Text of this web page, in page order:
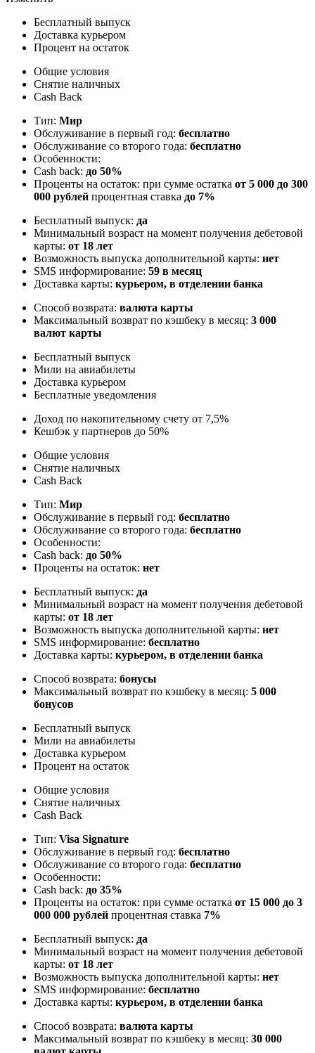
Бесплатный выпуск
Доставка курьером
Процент на остаток
Общие условия
Снятие наличных
Cash Back
Тип: Мир
Обслуживание в первый год: бесплатно
Обслуживание со второго года: бесплатно
Особенности:
Cash back: до 50%
Проценты на остаток: при сумме остатка от 5 000 до 300
000 рублей процентная ставка до 7%
Бесплатный выпуск: да
Минимальный возраст на момент получения дебетовой
карты: от 18 лет
Возможность выпуска дополнительной карты: нет
SMS информирование: 59 в месяц
Доставка карты: курьером, в отделении банка
Способ возврата: валюта карты
Максимальный возврат по кэшбеку в месяц: 3 000
валют карты
Бесплатный выпуск
Мили на авиабилеты
Доставка курьером
Бесплатные уведомления
Доход по накопительному счету от 7,5%
Кешбэк у партнеров до 50%
Общие условия
Снятие наличных
Cash Back
Тип: Мир
Обслуживание в первый год: бесплатно
Обслуживание со второго года: бесплатно
Особенности:
Cash back: до 50%
Проценты на остаток: нет
Бесплатный выпуск: да
Минимальный возраст на момент получения дебетовой
карты: от 18 лет
Возможность выпуска дополнительной карты: нет
SMS информирование: бесплатно
Доставка карты: курьером, в отделении банка
Способ возврата: бонусы
Максимальный возврат по кэшбеку в месяц: 5 000
бонусов
Бесплатный выпуск
Мили на авиабилеты
Доставка курьером
Процент на остаток
Общие условия
Снятие наличных
Cash Back
Тип: Visa Signature
Обслуживание в первый год: бесплатно
Обслуживание со второго года: бесплатно
Особенности:
Cash back: до 35%
Проценты на остаток: при сумме остатка от 15 000 до 3
000 000 рублей процентная ставка 7%
Бесплатный выпуск: да
Минимальный возраст на момент получения дебетовой
карты: от 18 лет
Возможность выпуска дополнительной карты: нет
SMS информирование: бесплатно
Доставка карты: курьером, в отделении банка
Способ возврата: валюта карты
Максимальный возврат по кэшбеку в месяц: 30 000